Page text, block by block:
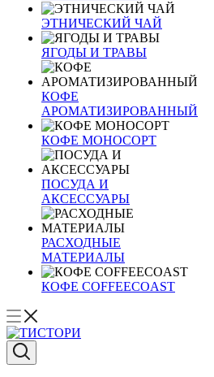
ЭТНИЧЕСКИЙ ЧАЙ
ЯГОДЫ И ТРАВЫ
КОФЕ
АРОМАТИЗИРОВАННЫЙ
КОФЕ МОНОСОРТ
ПОСУДА И
АКСЕССУАРЫ
РАСХОДНЫЕ
МАТЕРИАЛЫ
КОФЕ COFFEECOAST